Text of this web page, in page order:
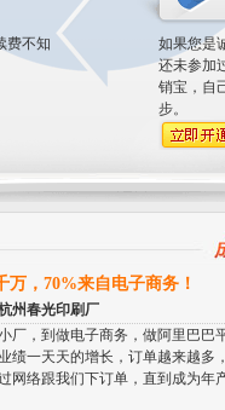
费不知
如果您是
还未参加
销宝，自
步。
万，70%来自电子商务！
州春光印刷厂
厂，到做电子商务，做阿里巴巴
绩一天天的增长，订单越来越多
网络跟我们下订单，直到成为年